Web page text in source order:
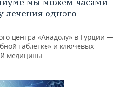
лечения одного
центра «Анадолу» в Турции —
таблетке» и ключевых
медицины